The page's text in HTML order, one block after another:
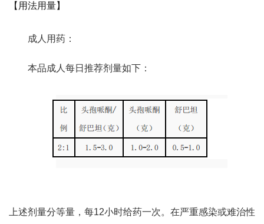
【用法用量】
成人用药：
本品成人每日推荐剂量如下：
上述剂量分等量，每12小时给药一次。在严重感染或难治性